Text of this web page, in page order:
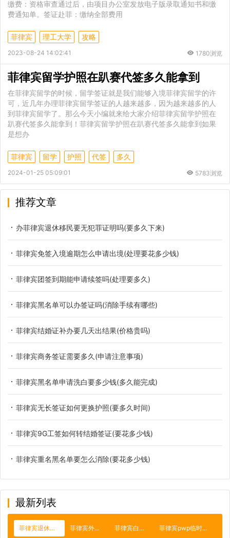
缴费：资格审查通过后，由项目办公室发放电子版录取通知书和缴
费通知单。签证赴菲：缴纳全部费用
菲律宾 理工大学 攻略
2023-08-24 14:02:41 1780浏览
菲律宾留学护照在趴赛代签多久能拿到
在菲律宾留学的时候，留学签证就是我们能够入境菲律宾留学的许
可，近几年办理菲律宾留学签证的人越来越多，因为越来越多的人
到菲律宾留学了。那么今天小编就来给大家介绍菲律宾留学护照在
趴赛代签多久能拿到！菲律宾留学护照在趴赛代签多久能拿到如果
是想办
菲律宾 留学 护照 代签 多久
2024-01-25 05:09:01 5783浏览
推荐文章
办菲律宾退休移民要无犯罪证明吗(要多久下来)
菲律宾免签入境逾期怎么申请出境(处理要花多少钱)
菲律宾团签到期能申请续签吗(处理要多久)
菲律宾黑名单可以办签证吗(消除手续有哪些)
菲律宾结婚证补办要几天出结果(价格贵吗)
菲律宾商务签证需要多久(申请注意事项)
菲律宾黑名单申请洗白要多少钱(多久能完成)
菲律宾无长签证如何更换护照(要多久时间)
菲律宾9G工签如何转结婚签证(要花多少钱)
菲律宾重名黑名单要怎么消除(要花多少钱)
最新列表
菲律宾退休移民 菲律宾外交部 菲律宾白沙滩 菲律宾pwp临时工签